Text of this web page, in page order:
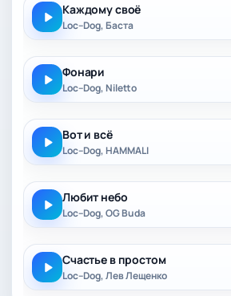
Каждому своё
Loc–Dog, Баста
Фонари
Loc–Dog, Niletto
Вот и всё
Loc–Dog, HAMMALI
Любит небо
Loc–Dog, OG Buda
Счастье в простом
Loc–Dog, Лев Лещенко